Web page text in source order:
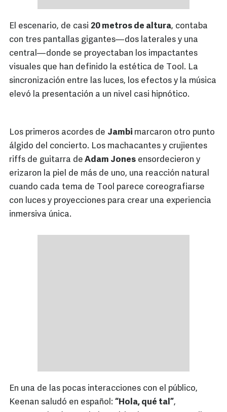
El escenario, de casi 20 metros de altura, contaba
con tres pantallas gigantes—dos laterales y una
central—donde se proyectaban los impactantes
visuales que han definido la estética de Tool. La
sincronización entre las luces, los efectos y la música
elevó la presentación a un nivel casi hipnótico.
Los primeros acordes de Jambi marcaron otro punto
álgido del concierto. Los machacantes y crujientes
riffs de guitarra de Adam Jones ensordecieron y
erizaron la piel de más de uno, una reacción natural
cuando cada tema de Tool parece coreografiarse
con luces y proyecciones para crear una experiencia
inmersiva única.
En una de las pocas interacciones con el público,
Keenan saludó en español: “Hola, qué tal”,